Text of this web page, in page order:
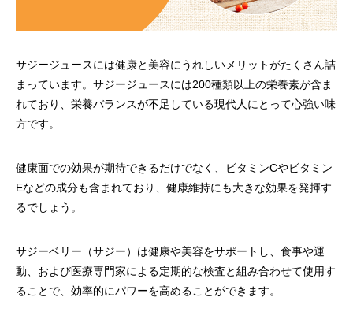
サジージュースには健康と美容にうれしいメリットがたくさん詰
まっています。サジージュースには200種類以上の栄養素が含ま
れており、栄養バランスが不足している現代人にとって心強い味
方です。
健康面での効果が期待できるだけでなく、ビタミンCやビタミン
Eなどの成分も含まれており、健康維持にも大きな効果を発揮す
るでしょう。
サジーベリー（サジー）は健康や美容をサポートし、食事や運
動、および医療専門家による定期的な検査と組み合わせて使用す
ることで、効率的にパワーを高めることができます。